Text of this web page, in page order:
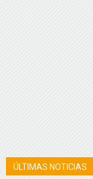
ÚLTIMAS NOTICIAS